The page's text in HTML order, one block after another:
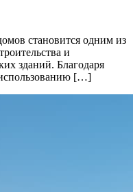
становится одним из
и
зданий. Благодаря
[…]